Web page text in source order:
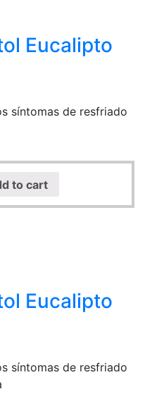
Eucalipto
síntomas de resfriado
to cart
Eucalipto
síntomas de resfriado